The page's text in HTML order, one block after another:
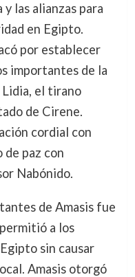
las alianzas para
en Egipto.
por establecer
importantes de la
el tirano
de Cirene.
cordial con
de paz con
Nabónido.
de Amasis fue
a los
sin causar
Amasis otorgó